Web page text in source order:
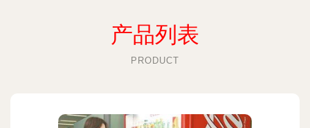
产品列表
PRODUCT